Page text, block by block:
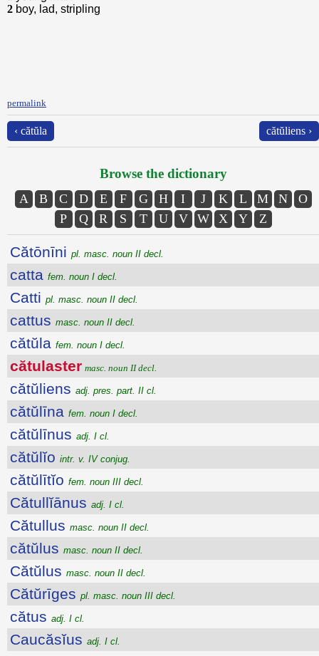
2 boy, lad, stripling
permalink
‹ cătŭla cătŭliens ›
Browse the dictionary
A B C D E F G H I J K L M N
O
P
Q R S T U V W X Y Z
Cătōnīni pl. masc. noun II decl.
catta fem. noun I decl.
Catti pl. masc. noun II decl.
cattus masc. noun II decl.
cătŭla fem. noun I decl.
cătulaster masc. noun II decl.
cătŭliens adj. pres. part. II cl.
cătŭlīna fem. noun I decl.
cătŭlīnus adj. I cl.
cătŭlĭo intr. v. IV conjug.
cătŭlītĭo fem. noun III decl.
Cătullĭānus adj. I cl.
Cătullus masc. noun II decl.
cătŭlus masc. noun II decl.
Cătŭlus masc. noun II decl.
Cătŭrīges pl. masc. noun III decl.
cătus adj. I cl.
Caucăsĭus adj. I cl.